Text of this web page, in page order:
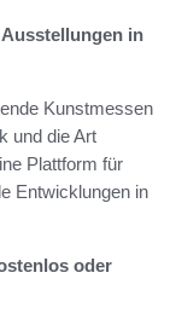
in
Kunstmessen
und die Art
Plattform für
Entwicklungen in
oder